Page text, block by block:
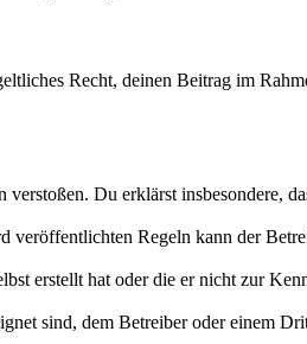
Recht, deinen Beitrag im
Du erklärst insbesondere,
veröffentlichten Regeln kann der
erstellt hat oder die er nicht zur
sind, dem Betreiber oder einem